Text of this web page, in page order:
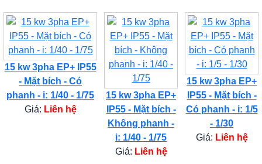
15 kw 3pha EP+ IP55
- Mặt bích - Có
phanh - i: 1/40 - 1/75
Giá: Liên hệ
15 kw 3pha EP+
IP55 - Mặt bích -
Không phanh -
i: 1/40 - 1/75
Giá: Liên hệ
15 kw 3pha EP+
IP55 - Mặt bích -
Có phanh - i: 1/5
- 1/30
Giá: Liên hệ